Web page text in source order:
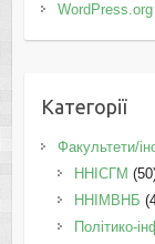
WordPress.org
Категорії
Факультети/
ННІСГМ
ННІМВНБ
Політико-